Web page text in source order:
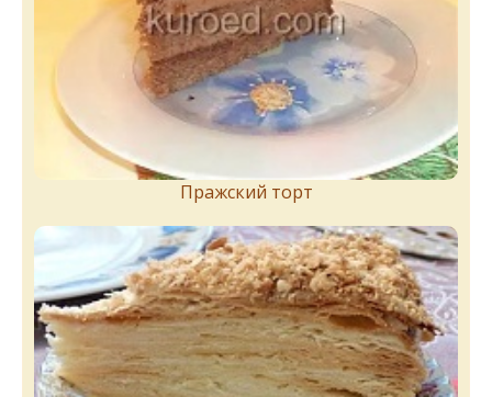
Пражский торт